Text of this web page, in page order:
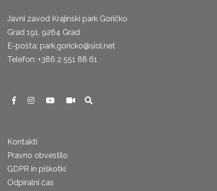
Javni zavod Krajinski park Goričko
Grad 191, 9264 Grad
E-pošta: park.goricko@siol.net
Telefon: +386 2 551 88 61
Kontakti
Pravno obvestilo
GDPR in piškotki
Odpiralni čas